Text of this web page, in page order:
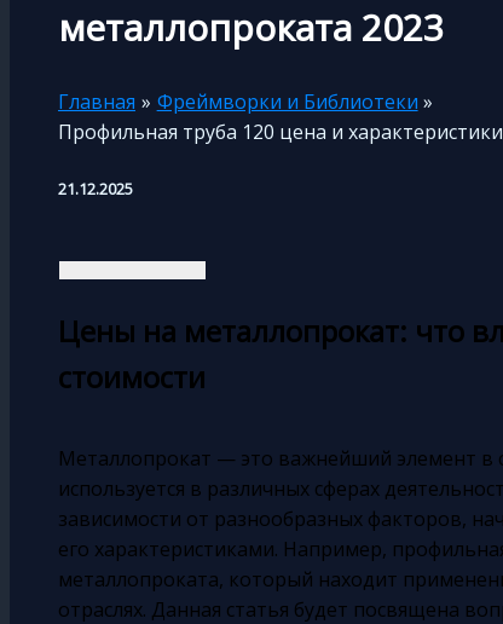
металлопроката 2023
Главная
Фреймворки и Библиотеки
Профильная труба 120 цена и
21.12.2025
Цены на металлопрокат: что
стоимости
Металлопрокат — это важнейший элемент в
используется в различных сферах
зависимости от разнообразных факторов,
его характеристиками. Например,
металлопроката, который находит
отраслях. Данная статья будет посвящена